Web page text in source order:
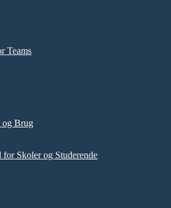
Teams
og Brug
Skoler og Studerende